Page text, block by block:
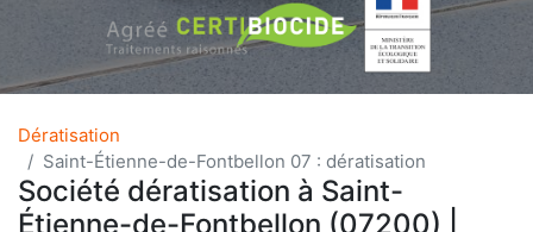
Dératisation
Saint-Étienne-de-Fontbellon 07 : dératisation
Société dératisation à Saint-
Étienne-de-Fontbellon (07200) |